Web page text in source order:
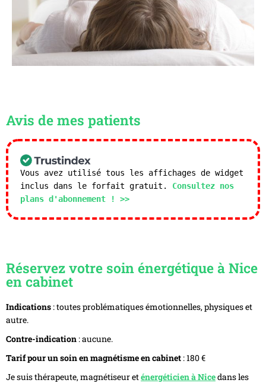
Avis de mes patients
Vous avez utilisé tous les affichages de widget
inclus dans le forfait gratuit. Consultez nos
plans d'abonnement ! >>
Réservez votre soin énergétique à Nice
en cabinet
Indications : toutes problématiques émotionnelles, physiques et
autre.
Contre-indication : aucune.
Tarif pour un soin en magnétisme en cabinet : 180 €
Je suis thérapeute, magnétiseur eténergéticien à Nicedans les